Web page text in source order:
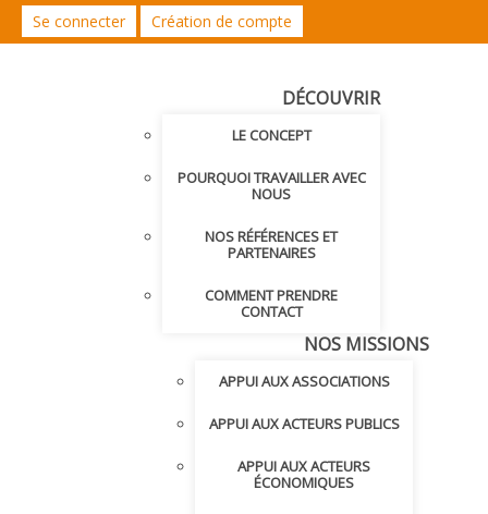
Se connecter Création de compte
DÉCOUVRIR
LE CONCEPT
POURQUOI TRAVAILLER AVEC
NOUS
NOS RÉFÉRENCES ET
PARTENAIRES
COMMENT PRENDRE
CONTACT
NOS MISSIONS
APPUI AUX ASSOCIATIONS
APPUI AUX ACTEURS PUBLICS
APPUI AUX ACTEURS
ÉCONOMIQUES